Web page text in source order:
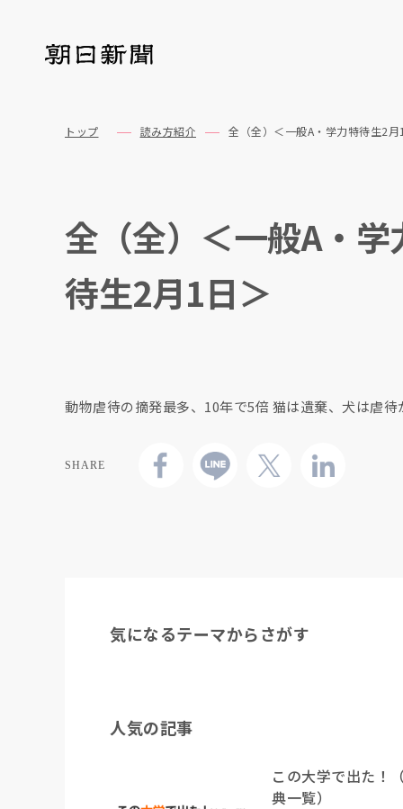
トップ 読み方紹介 全（全）＜一般A・学力特待生2月
全（全）＜一般A・学
待生2月1日＞
動物虐待の摘発最多、10年で5倍 猫は遺棄、犬は虐待
SHARE
気になるテーマからさがす
人気の記事
この大学で出た！
典一覧）